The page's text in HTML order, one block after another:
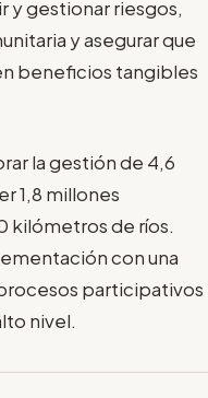
y gestionar riesgos,
y asegurar que
beneficios tangibles
la gestión de 4,6
1,8 millones
kilómetros de ríos.
con una
participativos
nivel.